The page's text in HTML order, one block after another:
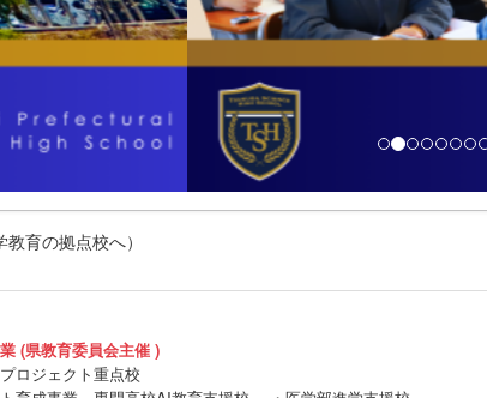
育の拠点校へ）
(県教育委員会主催 )
ロジェクト重点校